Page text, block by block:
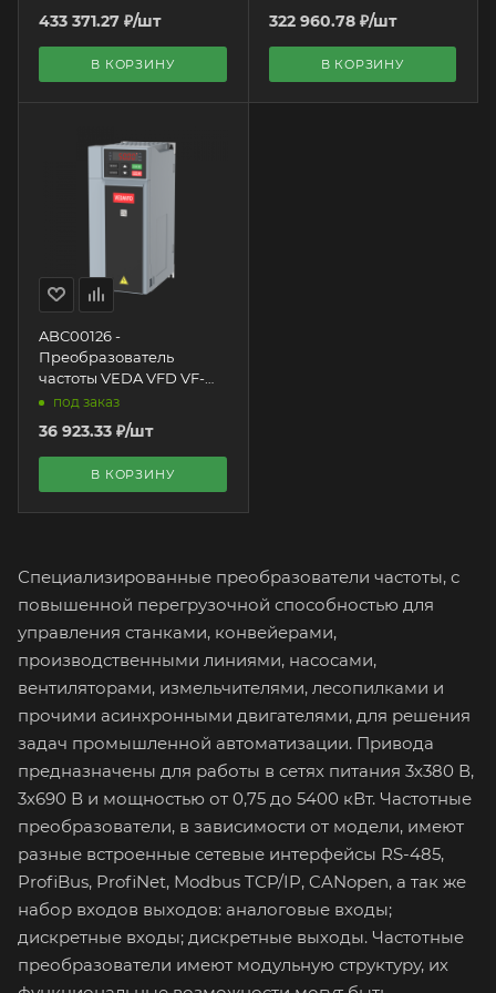
N-H, 75 кВт, 3х400 VAC
433 371.27 ₽/шт
В КОРЗИНУ
кВт, 3х400 VAC
322 960.78₽/шт
В КОРЗИНУ
ABC00126 -
Преобразователь
частоты VEDA VFD VF-
101-P4K0-0010-U-T4-E20-
B-H, 4 кВт, 3х400 VAC
под заказ
36 923.33 ₽/шт
В КОРЗИНУ
Специализированные преобразователи частоты, с
повышенной перегрузочной способностью для
управления станками, конвейерами,
производственными линиями, насосами,
вентиляторами, измельчителями, лесопилками и
прочими асинхронными двигателями, для решения
задач промышленной автоматизации. Привода
предназначены для работы в сетях питания 3х380 В,
3х690 В и мощностью от 0,75 до 5400 кВт. Частотные
преобразователи, в зависимости от модели, имеют
разные встроенные сетевые интерфейсы RS-485,
ProfiBus, ProfiNet, Modbus TCP/IP, CANopen, а так же
набор входов выходов: аналоговые входы;
дискретные входы; дискретные выходы. Частотные
преобразователи имеют модульную структуру, их